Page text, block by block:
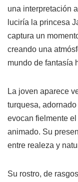
una interpretación
luciría la princesa
captura un
creando una
mundo de fantasía
La joven aparece
turquesa,
evocan fielmente
animado. Su
entre realeza y
Su rostro, de